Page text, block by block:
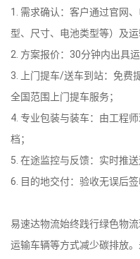
1. 需求确认：客户通过官网
型、尺寸、电池类型等）及
2. 方案报价：30分钟内出具
3. 上门提车/送车到站：免费
全国范围上门提车服务；
4. 专业包装与装车：由工程
档；
5. 在途监控与反馈：实时推
6. 目的地交付：验收无误后
易速达物流始终践行绿色物
运输车辆等方式减少碳排放